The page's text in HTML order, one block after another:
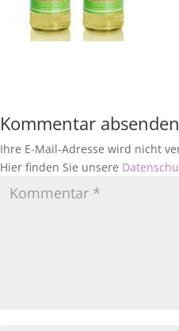
Kommentar absenden
Ihre E-Mail-Adresse wird nicht
Hier finden Sie unsere